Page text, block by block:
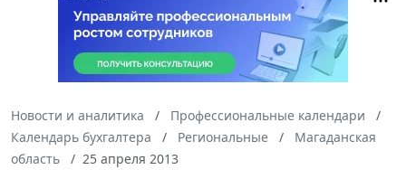
Новости и аналитика
Профессиональные календари
Календарь бухгалтера
Региональные
Магаданская
область
25 апреля 2013